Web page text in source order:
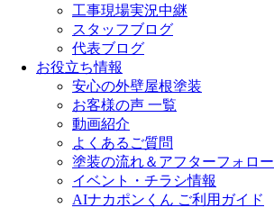
工事現場実況中継
スタッフブログ
代表ブログ
お役立ち情報
安心の外壁屋根塗装
お客様の声 一覧
動画紹介
よくあるご質問
塗装の流れ＆アフターフォロー
イベント・チラシ情報
AIナカポンくん ご利用ガイド